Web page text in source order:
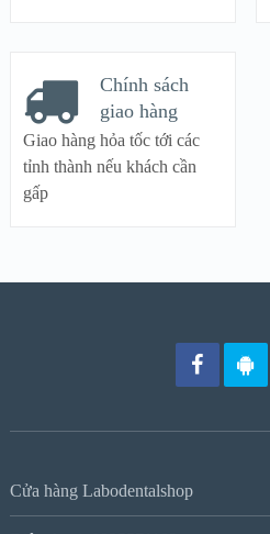
Chính sách
giao hàng
Giao hàng hỏa tốc tới các
tỉnh thành nếu khách cần
gấp
Cửa hàng Labodentalshop